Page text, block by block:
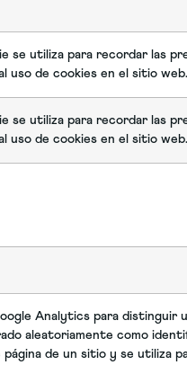
se utiliza para recordar las
uso de cookies en el sitio web.
se utiliza para recordar las
uso de cookies en el sitio web.
Analytics para distinguir
aleatoriamente como
de un sitio y se utiliza